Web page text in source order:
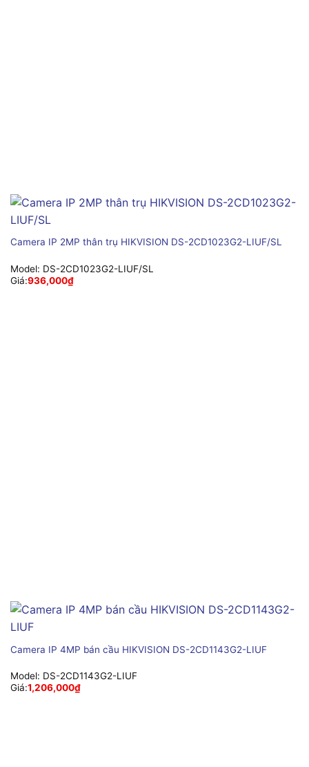
Camera IP 2MP thân trụ HIKVISION DS-2CD1023G2-LIUF/SL
Model: DS-2CD1023G2-LIUF/SL
Giá:936,000₫
Camera IP 4MP bán cầu HIKVISION DS-2CD1143G2-LIUF
Model: DS-2CD1143G2-LIUF
Giá:1,206,000₫